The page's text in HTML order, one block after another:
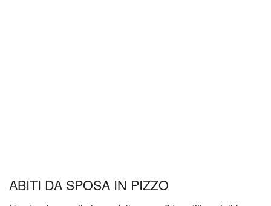
ABITI DA SPOSA IN PIZZO